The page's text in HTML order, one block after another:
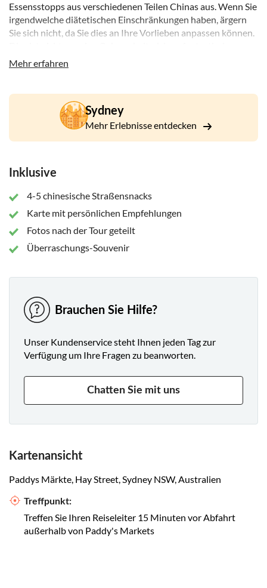
Essensstopps aus verschiedenen Teilen Chinas aus. Wenn Sie
irgendwelche diätetischen Einschränkungen haben, ärgern
Sie sich nicht, da Sie dies an Ihre Vorlieben anpassen können.
Essen zu erfreuen und lustige Geschichten zu lernen, sondern
Mehr erfahren
Sydney
Mehr Erlebnisse entdecken
Inklusive
4-5 chinesische Straßensnacks
Karte mit persönlichen Empfehlungen
Fotos nach der Tour geteilt
Überraschungs-Souvenir
Brauchen Sie Hilfe?
Unser Kundenservice steht Ihnen jeden Tag zur
Verfügung um Ihre Fragen zu beanworten.
Chatten Sie mit uns
Kartenansicht
Paddys Märkte, Hay Street, Sydney NSW, Australien
Treffpunkt:
Treffen Sie Ihren Reiseleiter 15 Minuten vor Abfahrt
außerhalb von Paddy's Markets